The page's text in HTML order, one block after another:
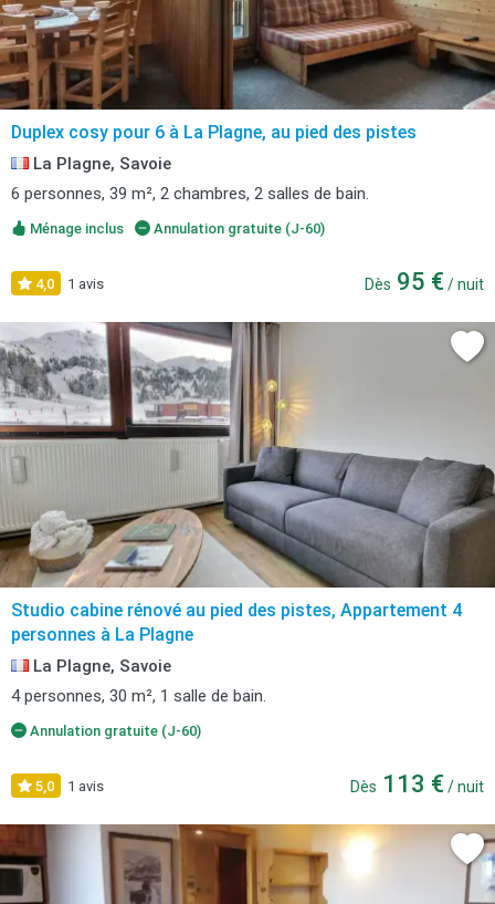
Duplex cosy pour 6 à La Plagne, au pied des pistes
La Plagne, Savoie
6 personnes, 39 m², 2 chambres, 2 salles de bain.
Ménage inclus Annulation gratuite (J-60)
4,0 1 avis Dès 95 € / nuit
Studio cabine rénové au pied des pistes, Appartement 4
personnes à La Plagne
La Plagne, Savoie
4 personnes, 30 m², 1 salle de bain.
Annulation gratuite (J-60)
5,0 1 avis Dès 113 € / nuit